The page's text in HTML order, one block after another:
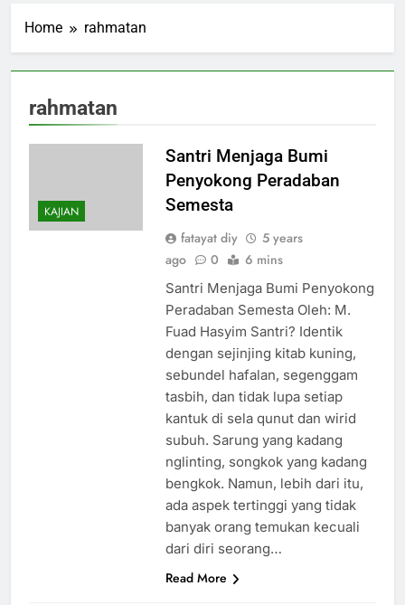
Home rahmatan
rahmatan
KAJIAN
Santri Menjaga Bumi
Penyokong Peradaban
Semesta
fatayat diy
5 years
ago
0 6 mins
Santri Menjaga Bumi Penyokong
Peradaban Semesta Oleh: M.
Fuad Hasyim Santri? Identik
dengan sejinjing kitab kuning,
sebundel hafalan, segenggam
tasbih, dan tidak lupa setiap
kantuk di sela qunut dan wirid
subuh. Sarung yang kadang
nglinting, songkok yang kadang
bengkok. Namun, lebih dari itu,
ada aspek tertinggi yang tidak
banyak orang temukan kecuali
dari diri seorang…
Read More